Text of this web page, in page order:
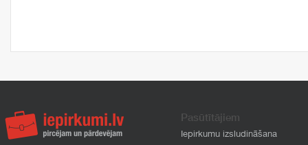
Pasūtītājiem
Iepirkumu izsludināšana